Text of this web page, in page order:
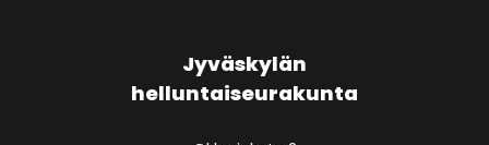
Jyväskylän
helluntaiseurakunta